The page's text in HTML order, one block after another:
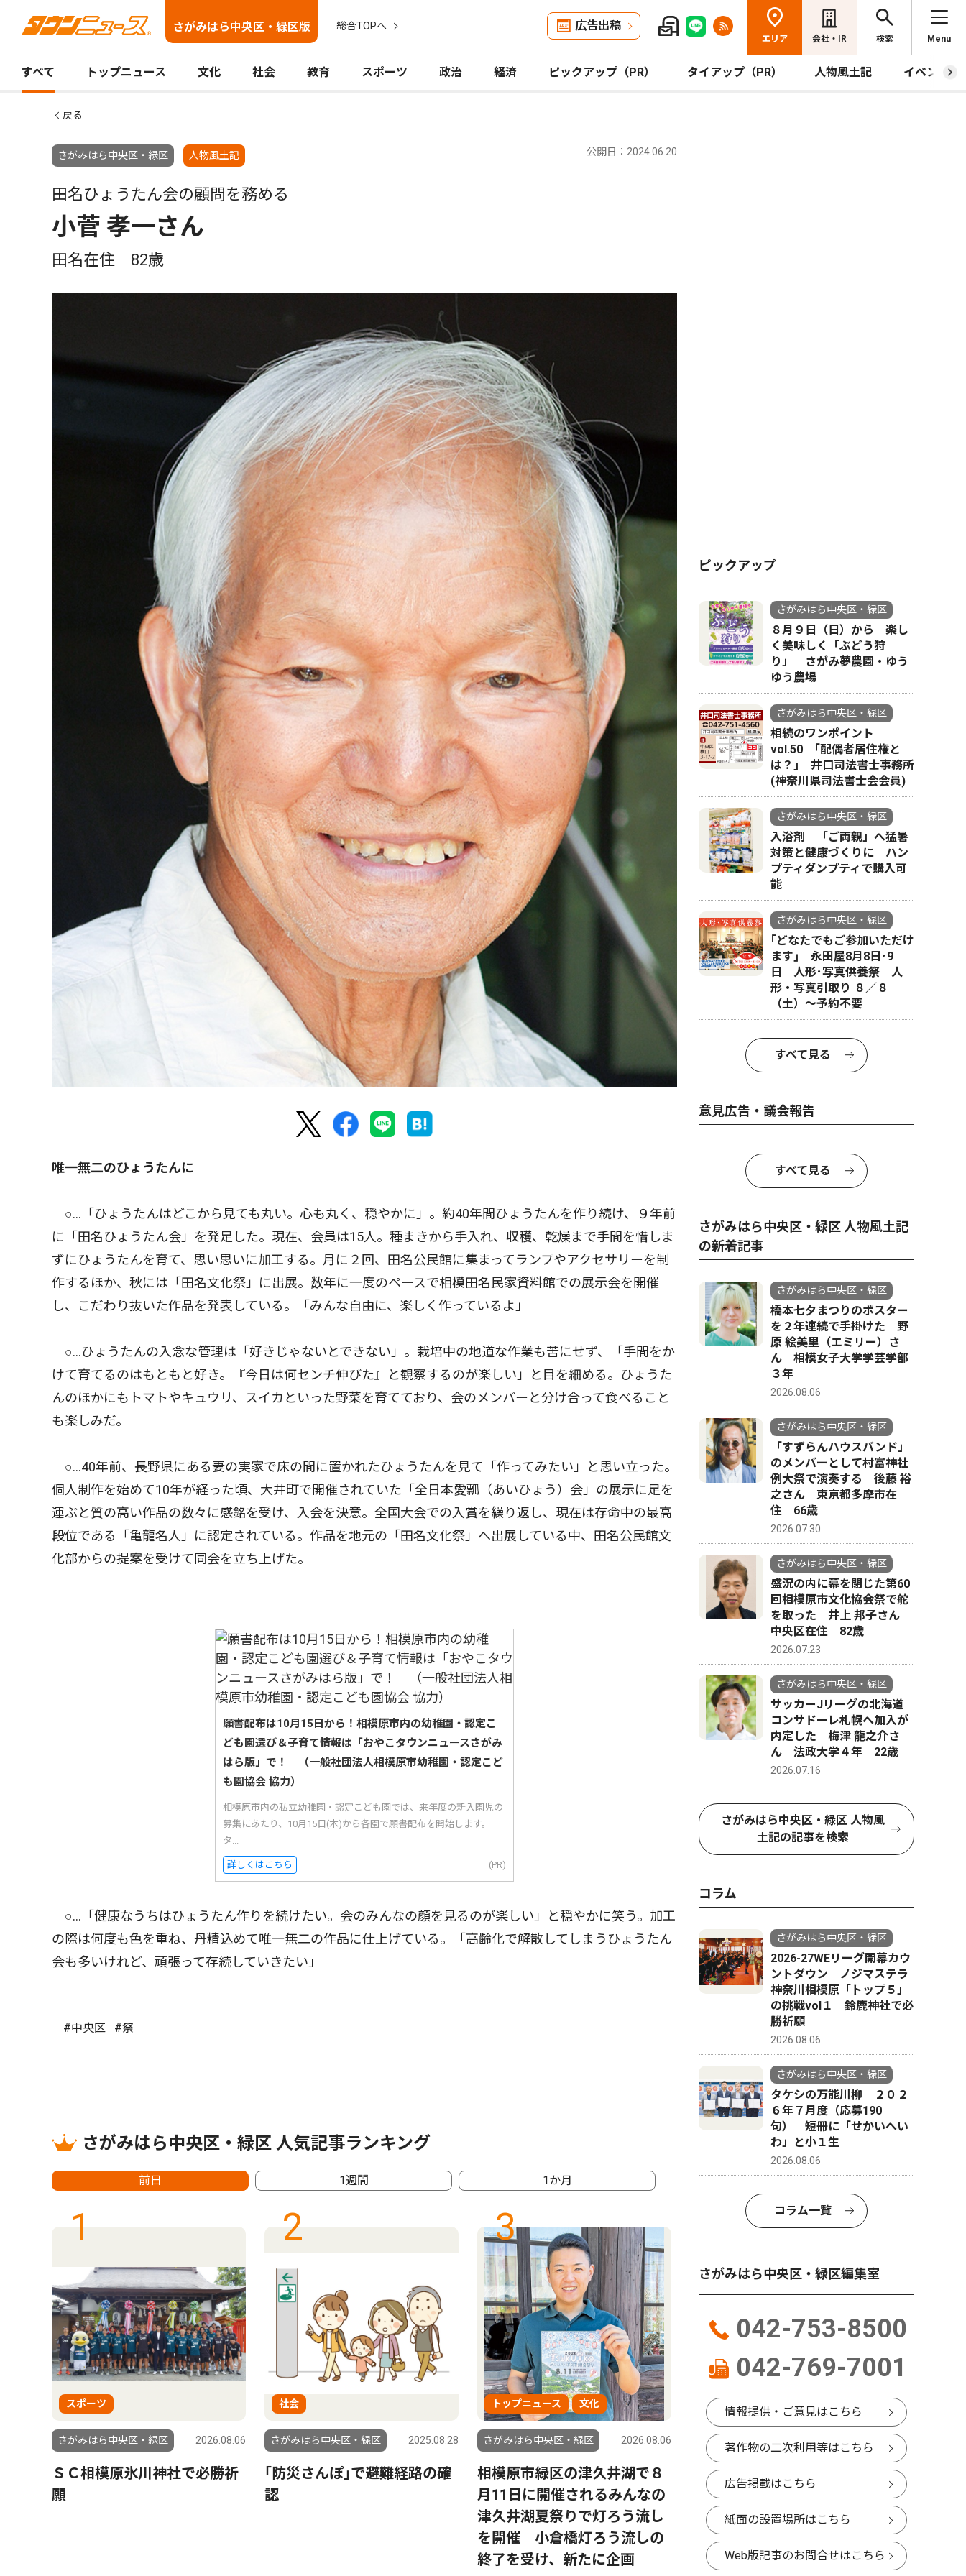
さがみはら中央区・緑区版 総合TOPへ 広告出稿
エリア 会社・IR 検索 Menu
すべて トップニュース 文化 社会 教育 スポーツ 政治 経済 ピックアップ（PR） タイアップ（PR） 人物風土記 イベント
戻る
さがみはら中央区・緑区 人物風土記 公開日：2024.06.20
田名ひょうたん会の顧問を務める
小菅 孝一さん
田名在住 82歳
唯一無二のひょうたんに
○…「ひょうたんはどこから見ても丸い。心も丸く、穏やかに」。約40年間ひょうたんを作り続け、９年前
に「田名ひょうたん会」を発足した。現在、会員は15人。種まきから手入れ、収穫、乾燥まで手間を惜しま
ずにひょうたんを育て、思い思いに加工する。月に２回、田名公民館に集まってランプやアクセサリーを制
作するほか、秋には「田名文化祭」に出展。数年に一度のペースで相模田名民家資料館での展示会を開催
し、こだわり抜いた作品を発表している。「みんな自由に、楽しく作っているよ」
○…ひょうたんの入念な管理は「好きじゃないとできない」。栽培中の地道な作業も苦にせず、「手間をか
けて育てるのはもともと好き。『今日は何センチ伸びた』と観察するのが楽しい」と目を細める。ひょうた
んのほかにもトマトやキュウリ、スイカといった野菜を育てており、会のメンバーと分け合って食べること
も楽しみだ。
○…40年前、長野県にある妻の実家で床の間に置かれたひょうたんを見て「作ってみたい」と思い立った。
個人制作を始めて10年が経った頃、大井町で開催されていた「全日本愛瓢（あいひょう）会」の展示に足を
運ぶと質の高い作品の数々に感銘を受け、入会を決意。全国大会での入賞を繰り返し、現在は存命中の最高
段位である「亀龍名人」に認定されている。作品を地元の「田名文化祭」へ出展している中、田名公民館文
化部からの提案を受けて同会を立ち上げた。
願書配布は10月15日から！相模原市内の幼稚園・認定こ
ども園選び＆子育て情報は「おやこタウンニュースさがみ
はら版」で！ （一般社団法人相模原市幼稚園・認定こど
も園協会 協力）
相模原市内の私立幼稚園・認定こども園では、来年度の新入園児の
募集にあたり、10月15日(木)から各園で願書配布を開始します。
タ...
詳しくはこちら (PR)
○…「健康なうちはひょうたん作りを続けたい。会のみんなの顔を見るのが楽しい」と穏やかに笑う。加工
の際は何度も色を重ね、丹精込めて唯一無二の作品に仕上げている。「高齢化で解散してしまうひょうたん
会も多いけれど、頑張って存続していきたい」
#中央区 #祭
さがみはら中央区・緑区 人気記事ランキング
前日 1週間 1か月
1
スポーツ
さがみはら中央区・緑区 2026.08.06
ＳＣ相模原氷川神社で必勝祈
願
2
社会
さがみはら中央区・緑区 2025.08.28
｢防災さんぽ｣で避難経路の確
認
3
トップニュース 文化
さがみはら中央区・緑区 2026.08.06
相模原市緑区の津久井湖で８
月11日に開催されるみんなの
津久井湖夏祭りで灯ろう流し
を開催 小倉橋灯ろう流しの
終了を受け、新たに企画
コラム
さがみはら中央区・緑区 2026.08.06
今月はこの逸品！考古市宝
展 見上げる土偶？（期間
8/1〜8/30）
「地裁
協議会55
ピックアップ
さがみはら中央区・緑区
８月９日（日）から 楽し
く美味しく「ぶどう狩
り」 さがみ夢農園・ゆう
ゆう農場
さがみはら中央区・緑区
相続のワンポイント
vol.50 ｢配偶者居住権と
は？｣ 井口司法書士事務所
(神奈川県司法書士会会員)
さがみはら中央区・緑区
入浴剤 「ご両親」へ猛暑
対策と健康づくりに ハン
プティダンプティで購入可
能
さがみはら中央区・緑区
｢どなたでもご参加いただけ
ます｣ 永田屋8月8日･9
日 人形･写真供養祭 人
形・写真引取り ８／８
（土）〜予約不要
すべて見る
意見広告・議会報告
すべて見る
さがみはら中央区・緑区 人物風土記
の新着記事
さがみはら中央区・緑区
橋本七夕まつりのポスター
を２年連続で手掛けた 野
原 絵美里（エミリー）さ
ん 相模女子大学学芸学部
３年
2026.08.06
さがみはら中央区・緑区
「すずらんハウスバンド」
のメンバーとして村富神社
例大祭で演奏する 後藤 裕
之さん 東京都多摩市在
住 66歳
2026.07.30
さがみはら中央区・緑区
盛況の内に幕を閉じた第60
回相模原市文化協会祭で舵
を取った 井上 邦子さん
中央区在住 82歳
2026.07.23
さがみはら中央区・緑区
サッカーJリーグの北海道
コンサドーレ札幌へ加入が
内定した 梅津 龍之介さ
ん 法政大学４年 22歳
2026.07.16
さがみはら中央区・緑区 人物風
土記の記事を検索
コラム
さがみはら中央区・緑区
2026-27WEリーグ開幕カウ
ントダウン ノジマステラ
神奈川相模原「トップ５」
の挑戦vol１ 鈴鹿神社で必
勝祈願
2026.08.06
さがみはら中央区・緑区
タケシの万能川柳 ２０２
６年７月度（応募190
句） 短冊に「せかいへい
わ」と小１生
2026.08.06
コラム一覧
さがみはら中央区・緑区編集室
042-753-8500
042-769-7001
情報提供・ご意見はこちら
著作物の二次利用等はこちら
広告掲載はこちら
紙面の設置場所はこちら
Web版記事のお問合せはこちら